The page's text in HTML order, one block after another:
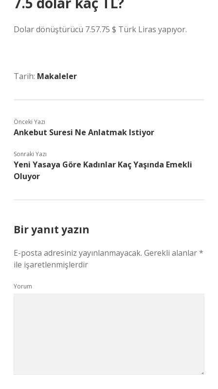
Dolar dönüştürücü 7.57.75 $ Türk Liras yapıyor.
Tarih: Makaleler
Önceki Yazı
Ankebut Suresi Ne Anlatmak Istiyor
Sonraki Yazı
Yeni Yasaya Göre Kadınlar Kaç Yaşında Emekli
Oluyor
Bir yanıt yazın
E-posta adresiniz yayınlanmayacak. Gerekli alanlar*
ile işaretlenmişlerdir
Yorum